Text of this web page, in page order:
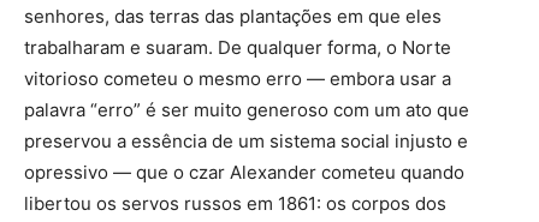
senhores, das terras das plantações em que eles
trabalharam e suaram. De qualquer forma, o Norte
vitorioso cometeu o mesmo erro — embora usar a
palavra “erro” é ser muito generoso com um ato que
preservou a essência de um sistema social injusto e
opressivo — que o czar Alexander cometeu quando
libertou os servos russos em 1861: os corpos dos